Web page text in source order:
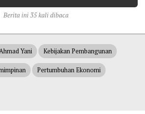
Berita ini 35 kali dibaca
Yani Kebijakan Pembangunan
Pertumbuhan Ekonomi